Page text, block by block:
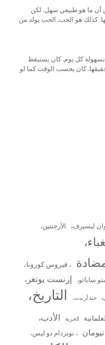
أن ما هو طبيعي سهل. لكن
كذلك هو الحب. الحب يولد من
بسهولة كل يوم. كان يستيقظ
كان يحسب الوقت كما لو
ليسيرف، الأرجنتين،
، فيروس كورونا،
ساباتو، إرنست يونغر،
حنة أرندت، التاريخ،
العلمانية الحرية الأدب،
نيومان ، نوتردام دو ليس،